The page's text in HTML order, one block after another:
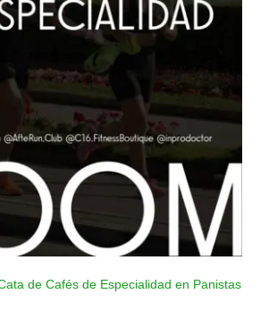
de Cafés de Especialidad en Panistas